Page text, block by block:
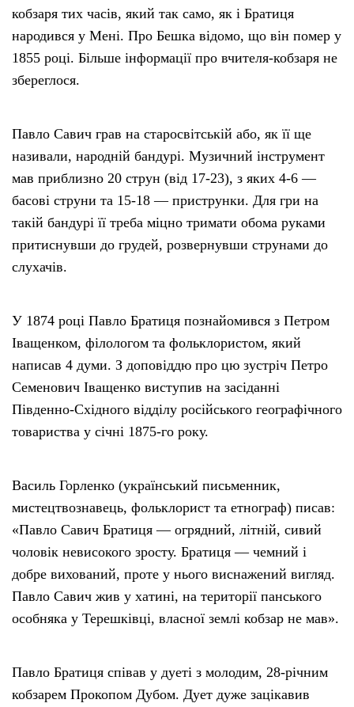
кобзаря тих часів, який так само, як і Братиця
народився у Мені. Про Бешка відомо, що він помер у
1855 році. Більше інформації про вчителя-кобзаря не
збереглося.
Павло Савич грав на старосвітській або, як її ще
називали, народній бандурі. Музичний інструмент
мав приблизно 20 струн (від 17-23), з яких 4-6 —
басові струни та 15-18 — приструнки. Для гри на
такій бандурі її треба міцно тримати обома руками
притиснувши до грудей, розвернувши струнами до
слухачів.
У 1874 році Павло Братиця познайомився з Петром
Іващенком, філологом та фольклористом, який
написав 4 думи. З доповіддю про цю зустріч Петро
Семенович Іващенко виступив на засіданні
Південно-Східного відділу російського географічного
товариства у січні 1875-го року.
Василь Горленко (український письменник,
мистецтвознавець, фольклорист та етнограф) писав:
«Павло Савич Братиця — огрядний, літній, сивий
чоловік невисокого зросту. Братиця — чемний і
добре вихований, проте у нього виснажений вигляд.
Павло Савич жив у хатині, на території панського
особняка у Терешківці, власної землі кобзар не мав».
Павло Братиця співав у дуеті з молодим, 28-річним
кобзарем Прокопом Дубом. Дует дуже зацікавив